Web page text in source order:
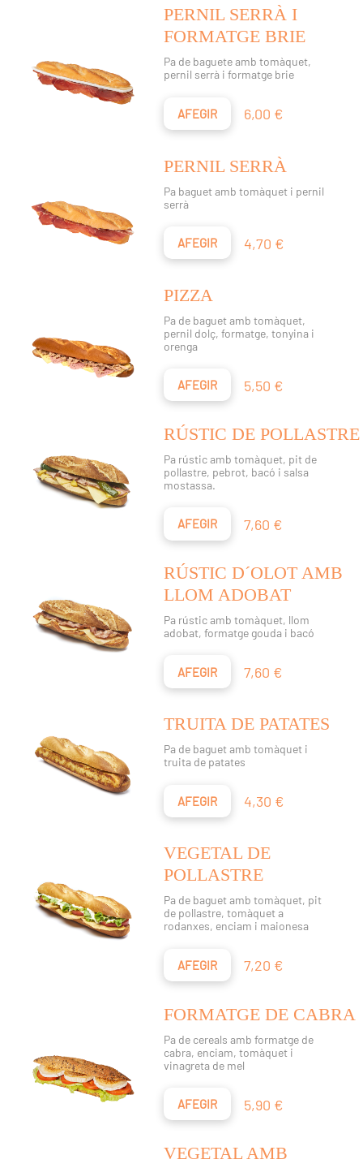
PERNIL SERRÀ I
FORMATGE BRIE
Pa de baguete amb tomàquet,
pernil serrà i formatge brie
AFEGIR Preu
6,00 €
PERNIL SERRÀ
Pa baguet amb tomàquet i pernil
serrà
AFEGIR Preu
4,70 €
PIZZA
Pa de baguet amb tomàquet,
pernil dolç, formatge, tonyina i
orenga
AFEGIR Preu
5,50 €
RÚSTIC DE POLLASTRE
Pa rústic amb tomàquet, pit de
pollastre, pebrot, bacó i salsa
mostassa.
AFEGIR Preu
7,60 €
RÚSTIC D´OLOT AMB
LLOM ADOBAT
Pa rústic amb tomàquet, llom
adobat, formatge gouda i bacó
AFEGIR Preu
7,60 €
TRUITA DE PATATES
Pa de baguet amb tomàquet i
truita de patates
AFEGIR Preu
4,30 €
VEGETAL DE
POLLASTRE
Pa de baguet amb tomàquet, pit
de pollastre, tomàquet a
rodanxes, enciam i maionesa
AFEGIR Preu
7,20 €
FORMATGE DE CABRA
Pa de cereals amb formatge de
cabra, enciam, tomàquet i
vinagreta de mel
AFEGIR Preu
5,90 €
VEGETAL AMB